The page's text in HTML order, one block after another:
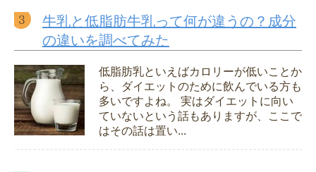
牛乳と低脂肪牛乳って何が違うの？成分
の違いを調べてみた
低脂肪乳といえばカロリーが低いことか
ら、ダイエットのために飲んでいる方も
多いですよね。 実はダイエットに向い
ていないという話もありますが、ここで
はその話は置い...